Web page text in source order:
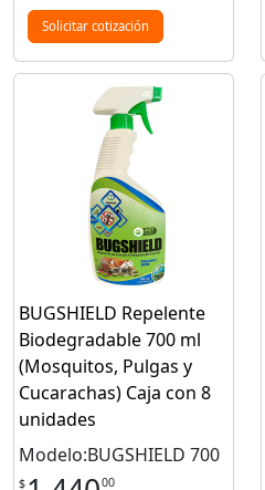
Solicitar cotización
BUGSHIELD Repelente
Biodegradable 700 ml
(Mosquitos, Pulgas y
Cucarachas) Caja con 8
unidades
Modelo:BUGSHIELD 700
$ 00